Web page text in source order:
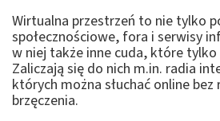
Wirtualna przestrzeń to nie tylko
społecznościowe, fora i serwisy
w niej także inne cuda, które tylko
Zaliczają się do nich m.in. radia
których można słuchać online bez
brzęczenia.